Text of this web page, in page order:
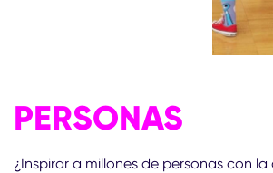
PERSONAS
¿Inspirar a millones de personas con